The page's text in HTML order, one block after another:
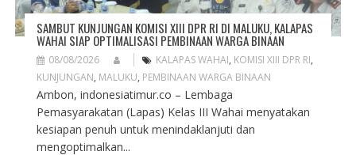
SAMBUT KUNJUNGAN KOMISI XIII DPR RI DI MALUKU, KALAPAS
WAHAI SIAP OPTIMALISASI PEMBINAAN WARGA BINAAN
08/08/2026 KALAPAS WAHAI, KOMISI XIII DPR RI,
KUNJUNGAN, MALUKU, PEMBINAAN WARGA BINAAN
Ambon, indonesiatimur.co – Lembaga
Pemasyarakatan (Lapas) Kelas III Wahai menyatakan
kesiapan penuh untuk menindaklanjuti dan
mengoptimalkan...